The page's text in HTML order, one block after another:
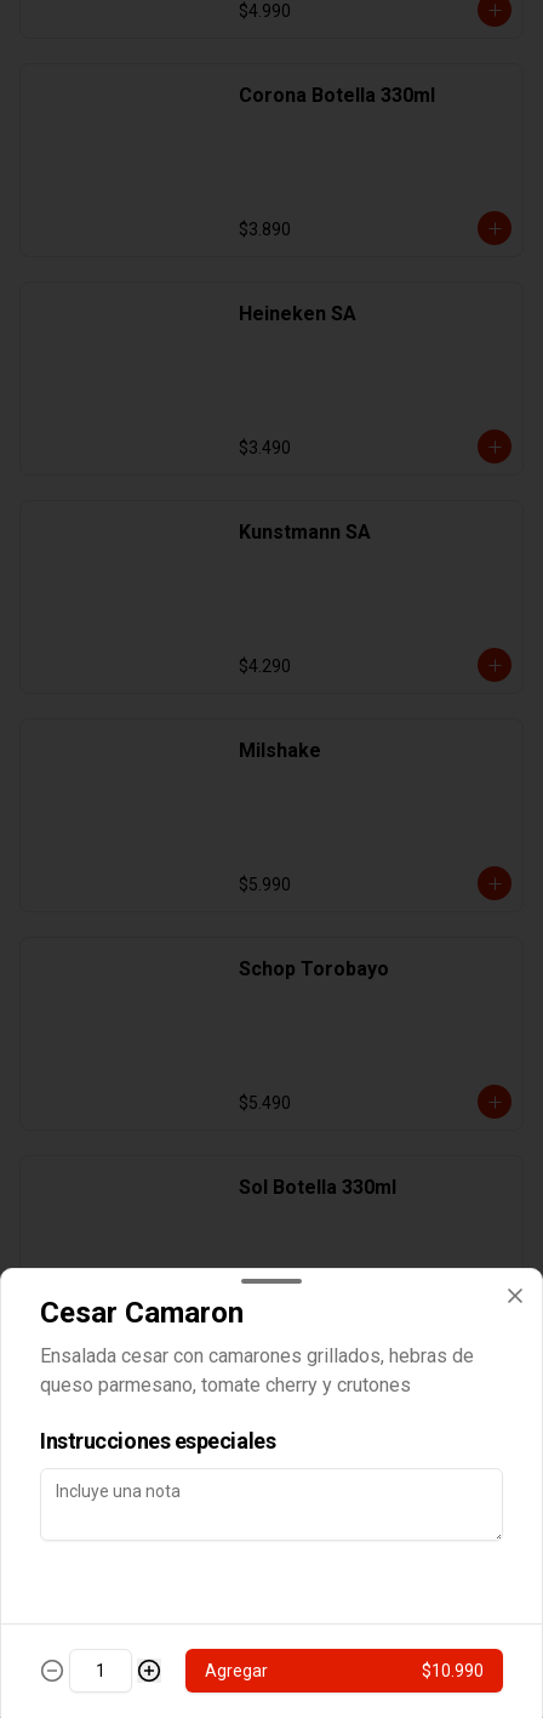
$4.990
Corona Botella 330ml
$3.890
Heineken SA
$3.490
Kunstmann SA
$4.290
Milshake
$5.990
Schop Torobayo
$5.490
Sol Botella 330ml
$3.890
Cocteles
Postres
Cesar Camaron
Ensalada cesar con camarones grillados, hebras de
queso parmesano, tomate cherry y crutones
Instrucciones especiales
Agregar $10.990